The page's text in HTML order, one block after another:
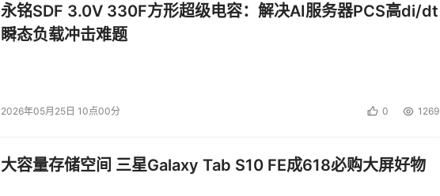
永铭SDF 3.0V 330F方形超级电容：解决AI服务器PCS高di/dt
瞬态负载冲击难题
2026年05月25日 10点00分 0 1269
大容量存储空间 三星Galaxy Tab S10 FE成618必购大屏好物